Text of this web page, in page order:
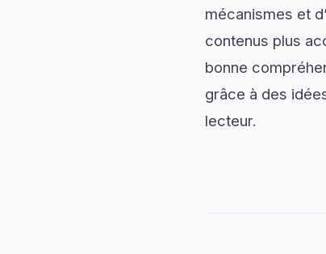
mécanismes et
contenus plus
bonne
grâce à des
lecteur.